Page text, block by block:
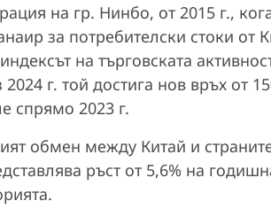
на гр. Нинбо, от 2015 г.,
за потребителски стоки от
на търговската
г. той достига нов връх от
спрямо 2023 г.
обмен между Китай и
ръст от 5,6% на